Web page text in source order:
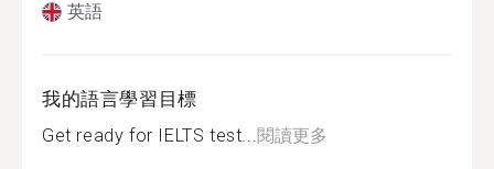
英語
我的語言學習目標
Get ready for IELTS test...閱讀更多